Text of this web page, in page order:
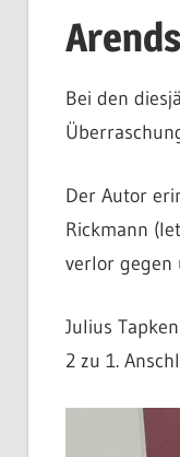
Bei den
Der Autor
Rickmann
verlor gegen
Julius
2 zu 1.